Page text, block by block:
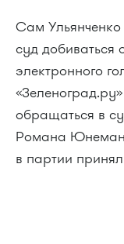
Сам Ульянченко
суд добиваться
электронного
обращаться в
Романа
в партии